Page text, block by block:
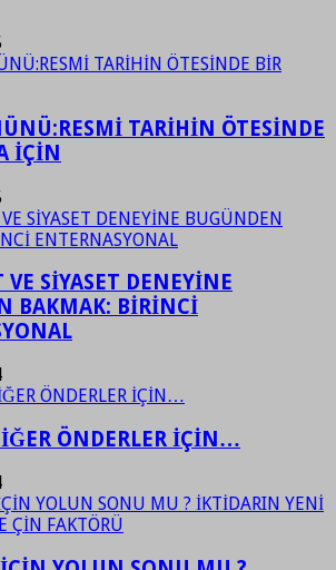
TARİHİN ÖTESİNDE
İÇİN
VE SİYASET DENEYİNE
BAKMAK: BİRİNCİ
ÖNDERLER İÇİN…